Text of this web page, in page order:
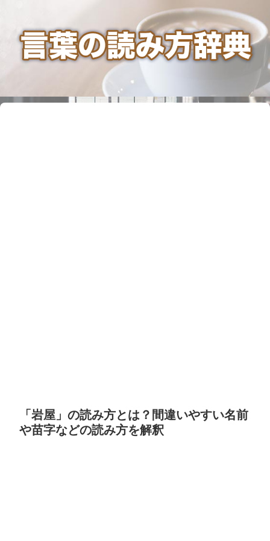
「岩屋」の読み方とは？間違いやすい名前
や苗字などの読み方を解釈